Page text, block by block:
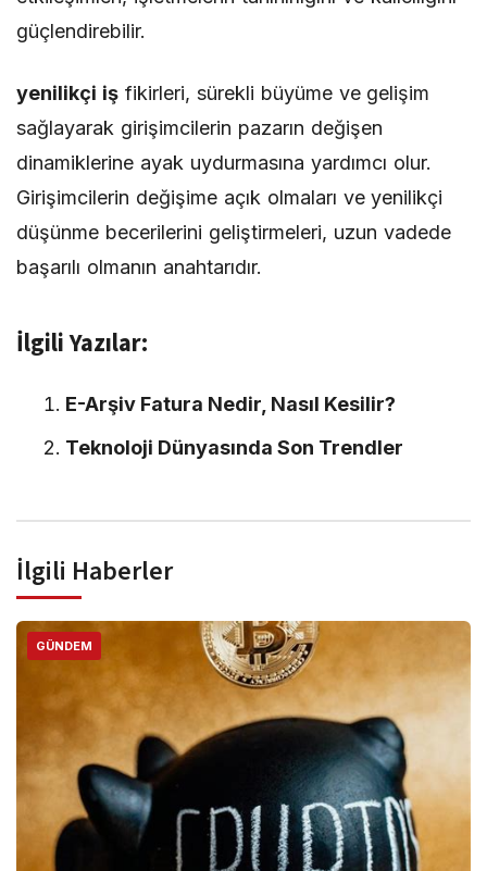
güçlendirebilir.
yenilikçi işfikirleri, sürekli büyüme ve gelişim
sağlayarak girişimcilerin pazarın değişen
dinamiklerine ayak uydurmasına yardımcı olur.
Girişimcilerin değişime açık olmaları ve yenilikçi
düşünme becerilerini geliştirmeleri, uzun vadede
başarılı olmanın anahtarıdır.
İlgili Yazılar:
E-Arşiv Fatura Nedir, Nasıl Kesilir?
Teknoloji Dünyasında Son Trendler
İlgili Haberler
GÜNDEM